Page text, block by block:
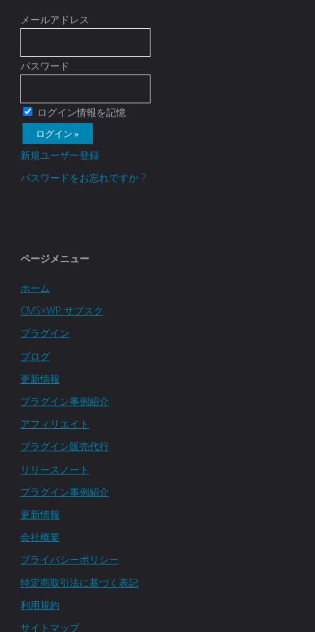
メールアドレス
パスワード
ログイン情報を記憶
新規ユーザー登録
パスワードをお忘れですか ?
ページメニュー
ホーム
CMS×WP サブスク
プラグイン
ブログ
更新情報
プラグイン事例紹介
アフィリエイト
プラグイン販売代行
リリースノート
プラグイン事例紹介
更新情報
会社概要
プライバシーポリシー
特定商取引法に基づく表記
利用規約
サイトマップ